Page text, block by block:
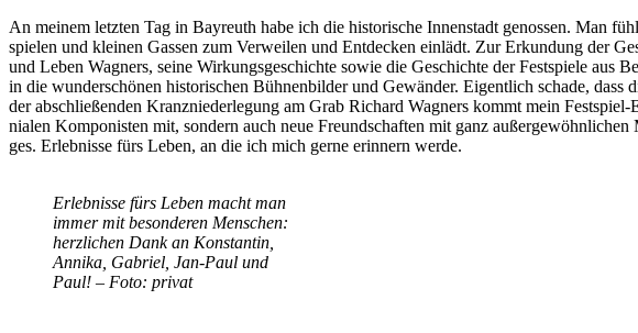
An mei­nem letz­ten Tag in Bay­reuth habe ich die his­to­ri­sche In­nen­stadt ge­nos­sen. Man
spie­len und klei­nen Gas­sen zum Ver­wei­len und Ent­de­cken ein­lädt. Zur Er­kun­dung der
und Le­ben Wag­ners, sei­ne Wir­kungs­ge­schich­te so­wie die Ge­schich­te der Fest­spie­le
in die wun­der­schö­nen his­to­ri­schen Büh­nen­bil­der und Ge­wän­der. Ei­gent­lich scha­de,
der ab­schlie­ßen­den Kranz­nie­der­le­gung am Grab Ri­chard Wag­ners kommt mein
nia­len Kom­po­nis­ten mit, son­dern auch neue Freund­schaf­ten mit ganz
ges. Er­leb­nis­se fürs Le­ben, an die ich mich ger­ne er­in­nern werde.
Er­leb­nis­se fürs Le­ben macht man
im­mer mit be­son­de­ren Men­schen:
herz­li­chen Dank an Kon­stan­tin,
An­ni­ka, Ga­bri­el, Jan-Paul und
Paul! – Foto: privat